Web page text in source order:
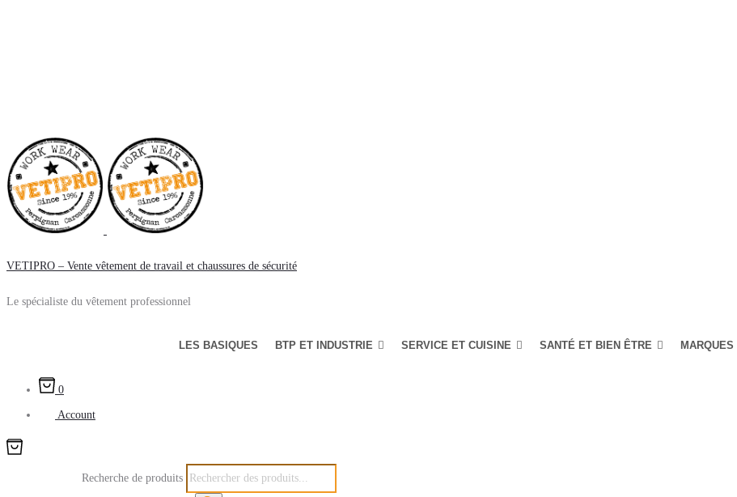
VETIPRO – Vente vêtement de travail et chaussures de sécurité
Le spécialiste du vêtement professionnel
LES BASIQUES BTP ET INDUSTRIE SERVICE ET CUISINE SANTÉ ET BIEN ÊTRE MARQUES
0
Account
Recherche de produits